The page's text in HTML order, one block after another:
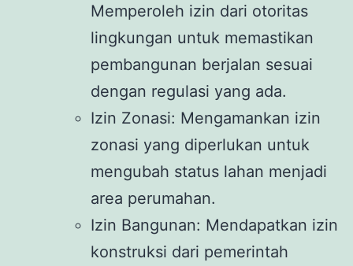
Memperoleh izin dari otoritas
lingkungan untuk memastikan
pembangunan berjalan sesuai
dengan regulasi yang ada.
Izin Zonasi: Mengamankan izin
zonasi yang diperlukan untuk
mengubah status lahan menjadi
area perumahan.
Izin Bangunan: Mendapatkan izin
konstruksi dari pemerintah